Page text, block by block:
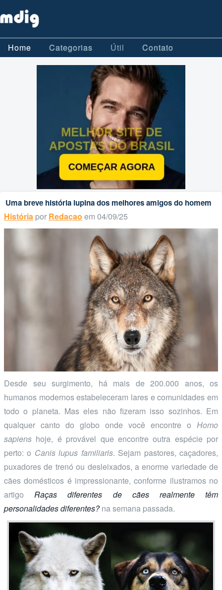
Home Categorias Útil Contato
Uma breve história lupina dos melhores amigos do homem
História por Redacao em 04/09/25
Desde seu surgimento, há mais de 200.000 anos, os
humanos modernos estabeleceram lares e comunidades em
todo o planeta. Mas eles não fizeram isso sozinhos. Em
qualquer canto do globo onde você encontre o Homo
sapiens hoje, é provável que encontre outra espécie por
perto: o Canis lupus familiaris. Sejam pastores, caçadores,
puxadores de trenó ou desleixados, a enorme variedade de
cães domésticos é impressionante, conforme ilustramos no
artigoRaças diferentes de cães realmente têm
personalidades diferentes?na semana passada.